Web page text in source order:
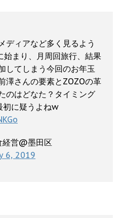
ディアなど多く見るよう
始まり、月周回旅行、結果
してしまう今回のお年玉
澤さんの要素とZOZOの革
のはどなた？タイミング
初に疑うよねw
営@墨田区
6, 2019